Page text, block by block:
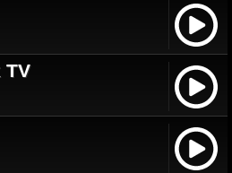
TV